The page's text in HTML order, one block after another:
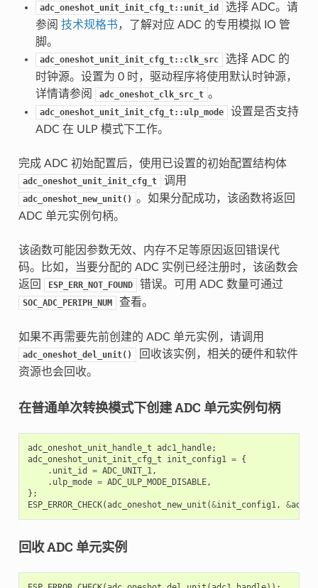
adc_oneshot_unit_init_cfg_t::unit_id
选择 ADC。请
参阅 技术规格书，了解对应 ADC 的专用模拟 IO 管
脚。
adc_oneshot_unit_init_cfg_t::clk_src
选择 ADC 的
时钟源。设置为 0 时，驱动程序将使用默认时钟源，
详情请参阅
adc_oneshot_clk_src_t 。
adc_oneshot_unit_init_cfg_t::ulp_mode
设置是否支持
ADC 在 ULP 模式下工作。
完成 ADC 初始配置后，使用已设置的初始配置结构体
adc_oneshot_unit_init_cfg_t 调用
adc_oneshot_new_unit() 。如果分配成功，该函数将返回
ADC 单元实例句柄。
该函数可能因参数无效、内存不足等原因返回错误代
码。比如，当要分配的 ADC 实例已经注册时，该函数会
返回
ESP_ERR_NOT_FOUND 错误。可用 ADC 数量可通过
SOC_ADC_PERIPH_NUM 查看。
如果不再需要先前创建的 ADC 单元实例，请调用
adc_oneshot_del_unit()
回收该实例，相关的硬件和软件
资源也会回收。
在普通单次转换模式下创建 ADC 单元实例句柄
adc_oneshot_unit_handle_t adc1_handle;
adc_oneshot_unit_init_cfg_t
init_config1 = {
. unit_id = ADC_UNIT_1,
. ulp_mode = ADC_ULP_MODE_DISABLE,
};
ESP_ERROR_CHECK(adc_oneshot_new_unit (&init_config1, &
回收 ADC 单元实例